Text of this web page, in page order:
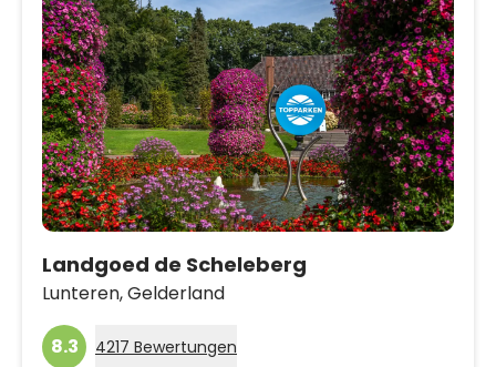
Landgoed de Scheleberg
Lunteren,Gelderland
8.3 4217 Bewertungen